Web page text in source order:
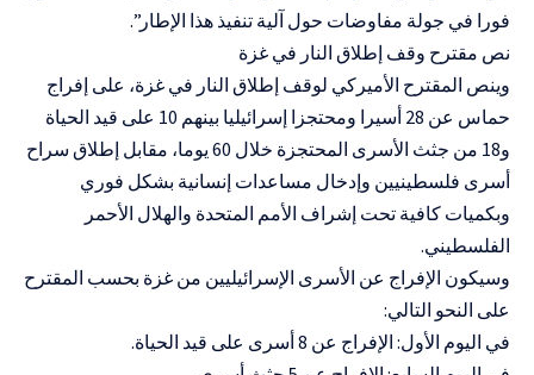
فورا في جولة مفاوضات حول آلية تنفيذ هذا الإطار”.
نص مقترح وقف إطلاق النار في غزة
وينص المقترح الأميركي لوقف إطلاق النار في غزة، على إفراج
حماس عن 28 أسيرا ومحتجزا إسرائيليا بينهم 10 على قيد الحياة
و18 من جثث الأسرى المحتجزة خلال 60 يوما، مقابل إطلاق سراح
أسرى فلسطينيين وإدخال مساعدات إنسانية بشكل فوري
وبكميات كافية تحت إشراف الأمم المتحدة والهلال الأحمر
الفلسطيني.
وسيكون الإفراج عن الأسرى الإسرائيليين من غزة بحسب المقترح
على النحو التالي:
في اليوم الأول: الإفراج عن 8 أسرى على قيد الحياة.